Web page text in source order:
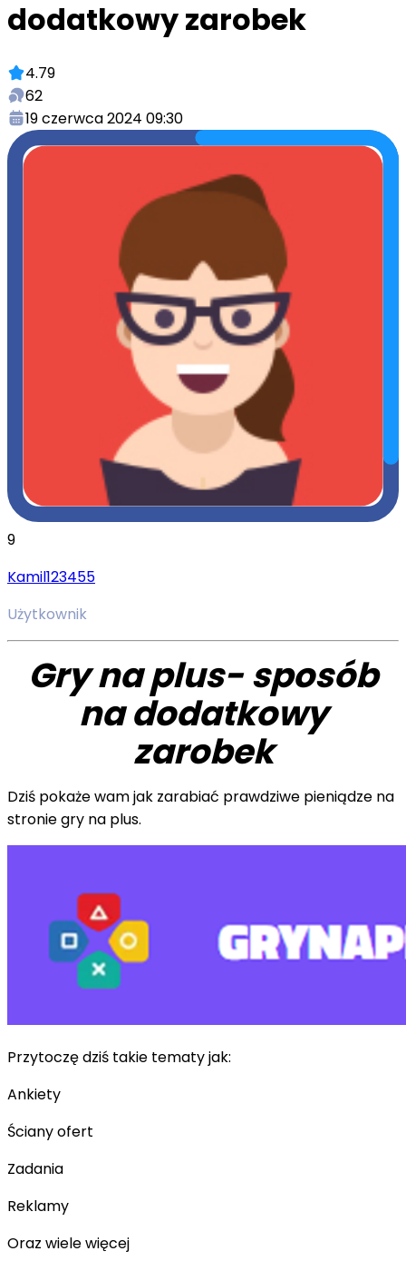
dodatkowy zarobek
4.79
62
19 czerwca 2024 09:30
9
Kamil123455
Użytkownik
Gry na plus- sposób
na dodatkowy
zarobek
Dziś pokaże wam jak zarabiać prawdziwe pieniądze na
stronie gry na plus.
Przytoczę dziś takie tematy jak:
Ankiety
Ściany ofert
Zadania
Reklamy
Oraz wiele więcej